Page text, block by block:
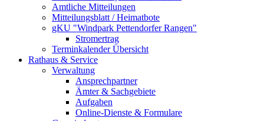
Amtliche Mitteilungen
Mitteilungsblatt / Heimatbote
gKU "Windpark Pettendorfer Rangen"
Stromertrag
Terminkalender Übersicht
Rathaus & Service
Verwaltung
Ansprechpartner
Ämter & Sachgebiete
Aufgaben
Online-Dienste & Formulare